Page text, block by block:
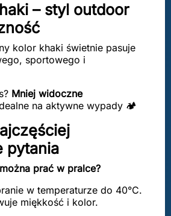
– styl outdoor
kolor khaki świetnie pasuje
sportowego i
Mniej widoczne
na aktywne wypady 🏕️
pytania
prać w pralce?
w temperaturze do 40°C.
miękkość i kolor.